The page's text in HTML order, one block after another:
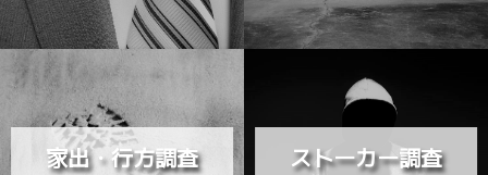
家出・行方調査 ストーカー調査